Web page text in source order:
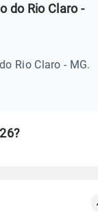
do Rio Claro -
Rio Claro - MG.